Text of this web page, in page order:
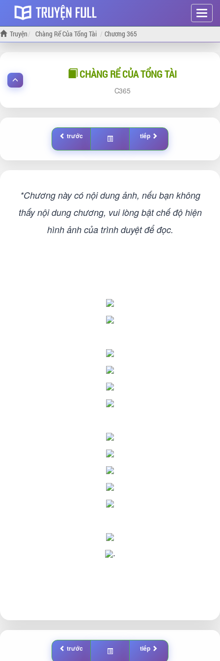
Hiện
menu
Truyện Chàng Rể Của Tổng Tài Chương 365
CHÀNG RỂ CỦA TỔNG TÀI
365
trước tiếp
*Chương này có nội dung ảnh, nếu bạn không
thấy nội dung chương, vui lòng bật chế độ hiện
hình ảnh của trình duyệt để đọc.
.
trước tiếp